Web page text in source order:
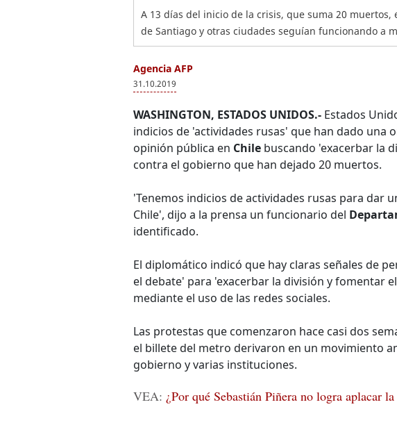
A 13 días del inicio de la crisis, que suma 20 muertos,
de Santiago y otras ciudades seguían funcionando a
Agencia AFP
31.10.2019
WASHINGTON, ESTADOS UNIDOS.- Estados
indicios de 'actividades rusas' que han dado una
opinión pública en Chile buscando 'exacerbar la
contra el gobierno que han dejado 20 muertos.
'Tenemos indicios de actividades rusas para dar
Chile', dijo a la prensa un funcionario del
identificado.
El diplomático indicó que hay claras señales de
el debate' para 'exacerbar la división y fomentar
mediante el uso de las redes sociales.
Las protestas que comenzaron hace casi dos
el billete del metro derivaron en un movimiento
gobierno y varias instituciones.
VEA: ¿Por qué Sebastián Piñera no logra aplacar